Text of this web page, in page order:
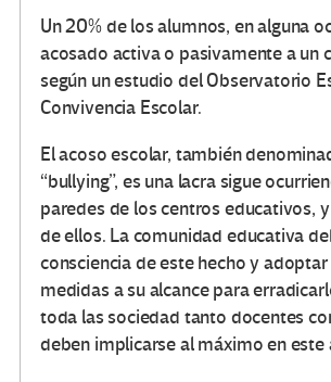
Un 20% de los alumnos, en alguna
acosado activa o pasivamente a un
según un estudio del Observatorio
Convivencia Escolar.
El acoso escolar, también
“bullying”, es una lacra sigue
paredes de los centros educativos,
de ellos. La comunidad educativa
consciencia de este hecho y
medidas a su alcance para
toda las sociedad tanto docentes
deben implicarse al máximo en este